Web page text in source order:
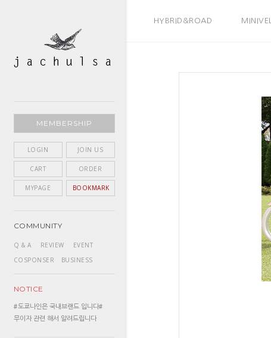
HYBRID&ROAD
MEMBERSHIP
LOGIN JOIN US
CART ORDER
MYPAGE BOOKMARK
COMMUNITY
Q & A REVIEW
EVENT
COSPONSER
BUSINESS
NOTICE
#도쿄나인은 국내브랜드 입니다#
무이자 관련 해서 알려드립니다